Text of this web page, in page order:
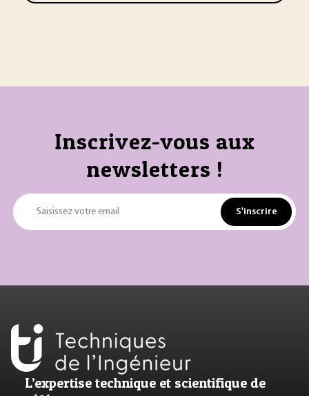
Inscrivez-vous aux
newsletters !
Saisissez votre email S'inscrire
L’expertise technique et scientifique de